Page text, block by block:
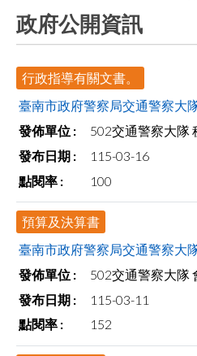
政府公開資訊
行政指導有關文書。
臺南市政府警察局交通警察大
502交通警察大隊
115-03-16
100
預算及決算書
臺南市政府警察局交通警察大
502交通警察大隊
115-03-11
152